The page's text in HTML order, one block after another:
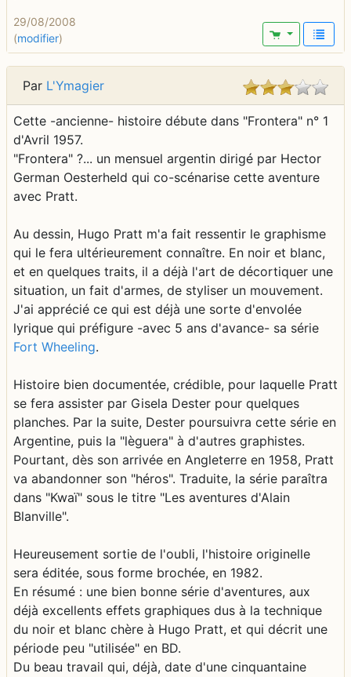
29/08/2008
(modifier)
Par L'Ymagier
Cette -ancienne- histoire débute dans "Frontera" n° 1
d'Avril 1957.
"Frontera" ?... un mensuel argentin dirigé par Hector
German Oesterheld qui co-scénarise cette aventure
avec Pratt.
Au dessin, Hugo Pratt m'a fait ressentir le graphisme
qui le fera ultérieurement connaître. En noir et blanc,
et en quelques traits, il a déjà l'art de décortiquer une
situation, un fait d'armes, de styliser un mouvement.
J'ai apprécié ce qui est déjà une sorte d'envolée
lyrique qui préfigure -avec 5 ans d'avance- sa série
Fort Wheeling.
Histoire bien documentée, crédible, pour laquelle Pratt
se fera assister par Gisela Dester pour quelques
planches. Par la suite, Dester poursuivra cette série en
Argentine, puis la "lèguera" à d'autres graphistes.
Pourtant, dès son arrivée en Angleterre en 1958, Pratt
va abandonner son "héros". Traduite, la série paraîtra
dans "Kwaï" sous le titre "Les aventures d'Alain
Blanville".
Heureusement sortie de l'oubli, l'histoire originelle
sera éditée, sous forme brochée, en 1982.
En résumé : une bien bonne série d'aventures, aux
déjà excellents effets graphiques dus à la technique
du noir et blanc chère à Hugo Pratt, et qui décrit une
période peu "utilisée" en BD.
Du beau travail qui, déjà, date d'une cinquantaine